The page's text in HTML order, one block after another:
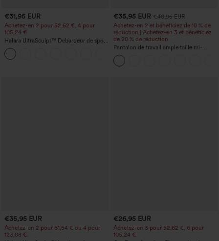
€31,95 EUR
Achetez-en 2 pour 52,62 €, 4 pour
105,24 €
Halara UltraSculpt™ Débardeur de sport
à col rond et ourlet arrondi
€35,95 EUR €40,95 EUR
Achetez-en 2 et bénéficiez de 10 % de
réduction | Achetez-en 3 et bénéficiez
de 20 % de réduction
Pantalon de travail ample taille mi-
haute, coupe « barrel » (jambe en forme
de tonneau) avec poches
€35,95 EUR
Achetez-en 2 pour 61,54 € ou 4 pour
123,08 €.
€26,95 EUR
Achetez-en 3 pour 52,62 €, 6 pour
105,24 €